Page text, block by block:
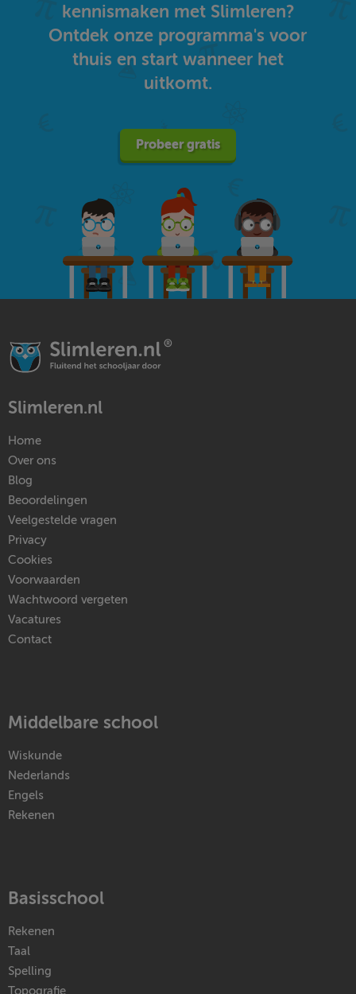
kennismaken met Slimleren?
Ontdek onze programma's voor
thuis en start wanneer het
uitkomt.
Probeer gratis
Slimleren.nl
Home
Over ons
Blog
Beoordelingen
Veelgestelde vragen
Privacy
Cookies
Voorwaarden
Wachtwoord vergeten
Vacatures
Contact
Middelbare school
Wiskunde
Nederlands
Engels
Rekenen
Basisschool
Rekenen
Taal
Spelling